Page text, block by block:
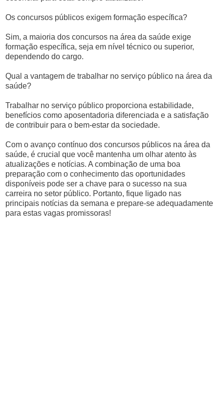
Os concursos públicos exigem formação específica?
Sim, a maioria dos concursos na área da saúde exige
formação específica, seja em nível técnico ou superior,
dependendo do cargo.
Qual a vantagem de trabalhar no serviço público na área da
saúde?
Trabalhar no serviço público proporciona estabilidade,
benefícios como aposentadoria diferenciada e a satisfação
de contribuir para o bem-estar da sociedade.
Com o avanço contínuo dos concursos públicos na área da
saúde, é crucial que você mantenha um olhar atento às
atualizações e notícias. A combinação de uma boa
preparação com o conhecimento das oportunidades
disponíveis pode ser a chave para o sucesso na sua
carreira no setor público. Portanto, fique ligado nas
principais notícias da semana e prepare-se adequadamente
para estas vagas promissoras!